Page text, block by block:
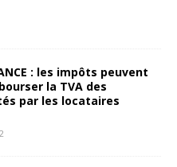
: les impôts peuvent
la TVA des
par les locataires